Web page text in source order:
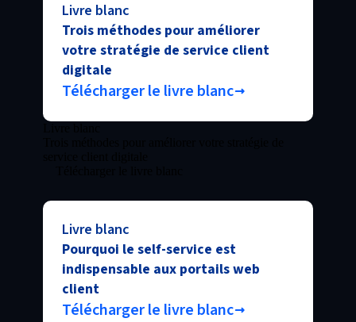
Livre blanc
Trois méthodes pour améliorer
votre stratégie de service client
digitale
Télécharger le livre blanc
Livre blanc
Pourquoi le self-service est
indispensable aux portails web
client
Télécharger le livre blanc